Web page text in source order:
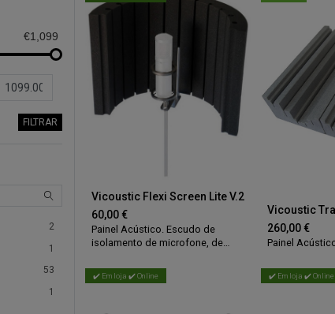
€1,099
FILTRAR
2
1
53
1
Vicoustic Flexi Screen Lite V.2
60,00€
Painel Acústico. Escudo de
isolamento de microfone, de
perfeitamente o microfone,
absorvendo os ruídos externos
Vicoustic
260,00€
Painel
✔️ Em loja ✔️ Online ✔️ Em loja ✔️ Online